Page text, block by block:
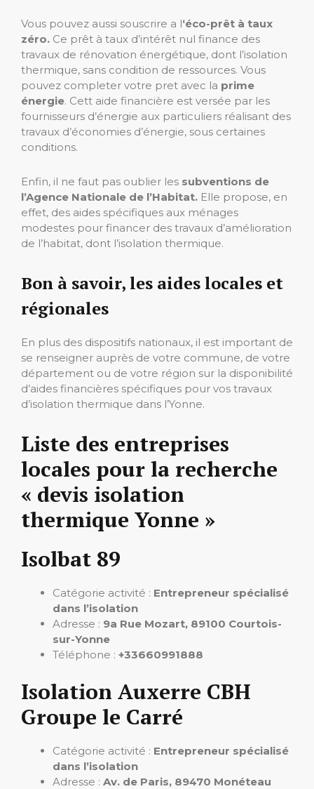
Vous pouvez aussi souscrire a l‘éco-prêt à taux
zéro. Ce prêt à taux d’intérêt nul finance des
travaux de rénovation énergétique, dont l’isolation
thermique, sans condition de ressources. Vous
pouvez completer votre pret avec la prime
énergie. Cett aide financière est versée par les
fournisseurs d’énergie aux particuliers réalisant des
travaux d’économies d’énergie, sous certaines
conditions.
Enfin, il ne faut pas oublier les subventions de
l’Agence Nationale de l’Habitat. Elle propose, en
effet, des aides spécifiques aux ménages
modestes pour financer des travaux d’amélioration
de l’habitat, dont l’isolation thermique.
Bon à savoir, les aides locales et
régionales
En plus des dispositifs nationaux, il est important de
se renseigner auprès de votre commune, de votre
département ou de votre région sur la disponibilité
d’aides financières spécifiques pour vos travaux
d’isolation thermique dans l’Yonne.
Liste des entreprises
locales pour la recherche
« devis isolation
thermique Yonne »
Isolbat 89
Catégorie activité : Entrepreneur spécialisé
dans l’isolation
Adresse : 9a Rue Mozart, 89100 Courtois-
sur-Yonne
Téléphone : +33660991888
Isolation Auxerre CBH
Groupe le Carré
Catégorie activité : Entrepreneur spécialisé
dans l’isolation
Adresse : Av. de Paris, 89470 Monéteau